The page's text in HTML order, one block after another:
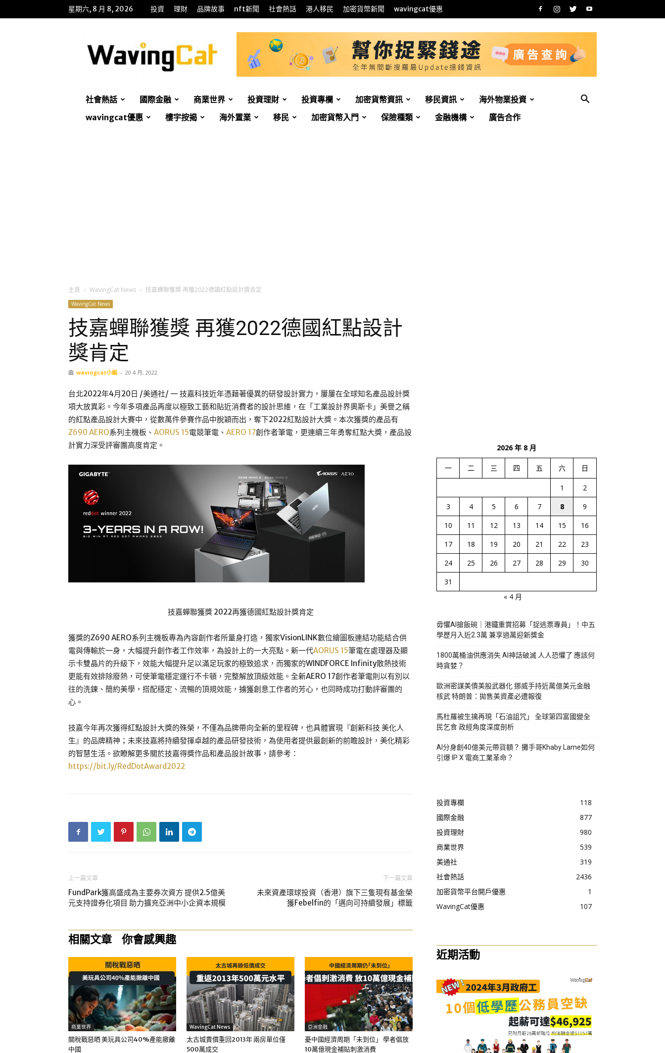
星期六, 8 月 8, 2026 投資 理財 品牌故事 nft新聞 社會熱話 港人移民 加密貨幣新聞 wavingcat優惠
招
財
貓
社會熱話 國際金融 商業世界 投資理財 投資專欄 加密貨幣資訊 移民資訊
海外物業投資
wavingcat優惠
樓宇按揭 海外置業 移民 加密貨幣入門 保險種類 金融機構 廣告合作
主頁 WavingCat News 技嘉蟬聯獲獎 再獲2022德國紅點設計獎肯定
WavingCat News
技嘉蟬聯獲獎 再獲2022德國紅點設計
獎肯定
由 wavingcat小編 - 20 4 月, 2022
台北2022年4月20日 /美通社/ — 技嘉科技近年憑藉著優異的研發設計實力，屢屢在全球知名產品設計獎
項大放異彩。今年多項產品再度以極致工藝和貼近消費者的設計思維，在「工業設計界奧斯卡」美譽之稱
的紅點產品設計大賽中，從數萬件參賽作品中脫穎而出，奪下2022紅點設計大獎。本次獲獎的產品有
Z690 AERO系列主機板、 AORUS 15電競筆電、 AERO 17創作者筆電，更連續三年勇奪紅點大獎，產品設
計實力深受評審團高度肯定。
技嘉蟬聯獲獎 2022再獲德國紅點設計獎肯定
獲獎的Z690 AERO系列主機板專為內容創作者所量身打造，獨家VisionLINK數位繪圖板連結功能結合供
電與傳輸於一身，大幅提升創作者工作效率，為設計上的一大亮點。新一代AORUS 15筆電在處理器及顯
示卡雙晶片的升級下，效能大幅提升足以滿足玩家的極致追求，而獨家的WINDFORCE Infinity散熱技術
更能有效排除廢熱，可使筆電穩定運行不卡頓，完整解放頂級效能。全新AERO 17創作者筆電則以有別以
往的洗鍊、簡約美學，搭配穩定、流暢的頂規效能，擄獲創意工作者的芳心，也同時成功打動評審團的
心。
技嘉今年再次獲得紅點設計大獎的殊榮，不僅為品牌帶向全新的里程碑，也具體實現『創新科技 美化人
生』的品牌精神；未來技嘉將持續發揮卓越的產品研發技術，為使用者提供最創新的前瞻設計，美化精彩
的智慧生活。欲瞭解更多關於技嘉得獎作品和產品設計故事，請參考：
https://bit.ly/RedDotAward2022
上一篇文章
FundPark獲高盛成為主要券次資方 提供2.5億美
元支持證券化項目 助力擴充亞洲中小企資本規模
下一篇文章
未來資產環球投資（香港）旗下三隻現有基金榮
獲Febelfin的「邁向可持續發展」標籤
相關文章 你會感興趣
商業世界
關稅戰惡晒 美玩具公司40%產能撤離
中國
WavingCat News
太古城賣價重回2013年 兩房單位僅
500萬成交
亞洲金融
憂中國經濟周期「未到位」 學者倡放
10萬億現金補貼刺激消費
2026 年 8 月
一 二 三 四 五 六 日
1
2
3
4 5 6 7 8
9
10
11 12 13 14 15
16
17
18 19 20 21 22
23
24
25 26 27 28 29
30
31
« 4 月
毋懼AI搶飯碗｜港鐵重賞招募「捉逃票專員」！中五
學歷月入近2.3萬 兼享過萬迎新獎金
1800萬桶油供應消失 AI神話破滅 人人恐懼了 應該何
時貪婪？
歐洲密謀美債美股武器化 挪威手持近萬億美元金融
核武 特朗普：拋售美資產必遭報復
馬杜羅被生擒再現「石油詛咒」 全球第四富國變全
民乞食 政經角度深度剖析
AI分身創40億美元帶貨額？ 攤手哥Khaby Lame如何
引爆 IP X 電商工業革命？
投資專欄
118
國際金融
877
投資理財
980
商業世界
539
美通社
319
社會熱話
2436
加密貨幣平台開戶優惠
1
WavingCat優惠
107
近期活動